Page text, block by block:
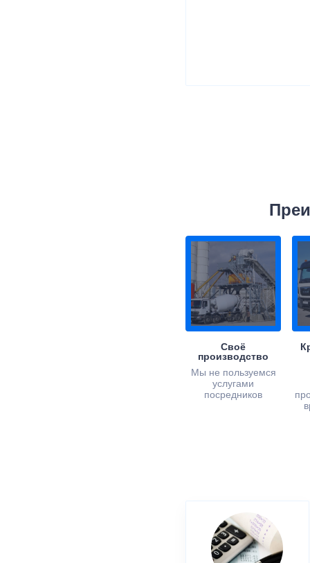
Своё
производство
Мы не пользуемся
услугами
посредников